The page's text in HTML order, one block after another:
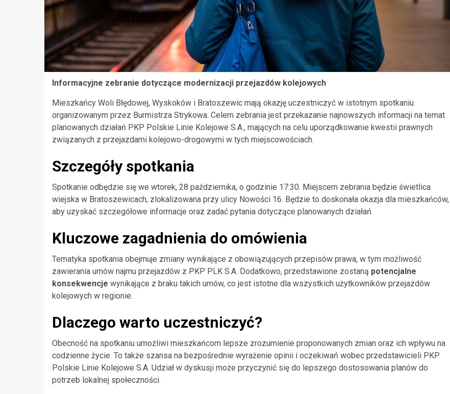
Informacyjne zebranie dotyczące modernizacji przejazdów kolejowych
Mieszkańcy Woli Błędowej, Wyskoków i Bratoszewic mają okazję uczestniczyć w istotnym spotkaniu
organizowanym przez Burmistrza Strykowa. Celem zebrania jest przekazanie najnowszych informacji na temat
planowanych działań PKP Polskie Linie Kolejowe S.A., mających na celu uporządkowanie kwestii prawnych
związanych z przejazdami kolejowo-drogowymi w tych miejscowościach.
Szczegóły spotkania
Spotkanie odbędzie się we wtorek, 28 października, o godzinie 17:30. Miejscem zebrania będzie świetlica
wiejska w Bratoszewicach, zlokalizowana przy ulicy Nowości 16. Będzie to doskonała okazja dla mieszkańców,
aby uzyskać szczegółowe informacje oraz zadać pytania dotyczące planowanych działań.
Kluczowe zagadnienia do omówienia
Tematyka spotkania obejmuje zmiany wynikające z obowiązujących przepisów prawa, w tym możliwość
zawierania umów najmu przejazdów z PKP PLK S.A. Dodatkowo, przedstawione zostaną potencjalne
konsekwencje wynikające z braku takich umów, co jest istotne dla wszystkich użytkowników przejazdów
kolejowych w regionie.
Dlaczego warto uczestniczyć?
Obecność na spotkaniu umożliwi mieszkańcom lepsze zrozumienie proponowanych zmian oraz ich wpływu na
codzienne życie. To także szansa na bezpośrednie wyrażenie opinii i oczekiwań wobec przedstawicieli PKP
Polskie Linie Kolejowe S.A. Udział w dyskusji może przyczynić się do lepszego dostosowania planów do
potrzeb lokalnej społeczności.